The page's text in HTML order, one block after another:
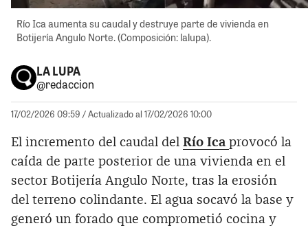
Río Ica aumenta su caudal y destruye parte de vivienda en
Botijería Angulo Norte. (Composición: lalupa).
LA LUPA
@redaccion
17/02/2026 09:59 / Actualizado al 17/02/2026 10:00
El incremento del caudal del Río Ica provocó la
caída de parte posterior de una vivienda en el
sector Botijería Angulo Norte, tras la erosión
del terreno colindante. El agua socavó la base y
generó un forado que comprometió cocina y